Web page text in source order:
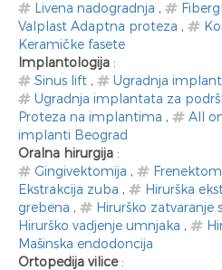
Livena nadogradnja ,
Valplast Adaptna proteza ,
Keramičke fasete
Implantologija :
Sinus lift , Ugradnja
Ugradnja implantata za
Proteza na implantima , All
implanti Beograd
Oralna hirurgija :
Gingivektomija ,
Ekstrakcija zuba , Hirurška
grebena , Hirurško zatvaranje
Hirurško vadjenje umnjaka ,
Mašinska endodoncija
Ortopedija vilice: